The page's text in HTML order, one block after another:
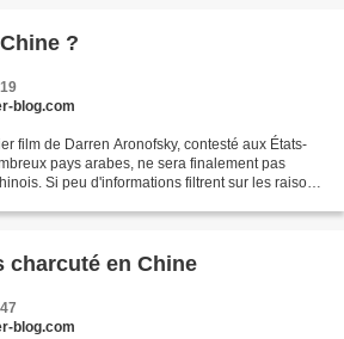
?
blog.com
film de Darren Aronofsky, contesté aux États-
pays arabes, ne sera finalement pas
Si peu d'informations filtrent sur les raisons
charcuté en Chine
blog.com